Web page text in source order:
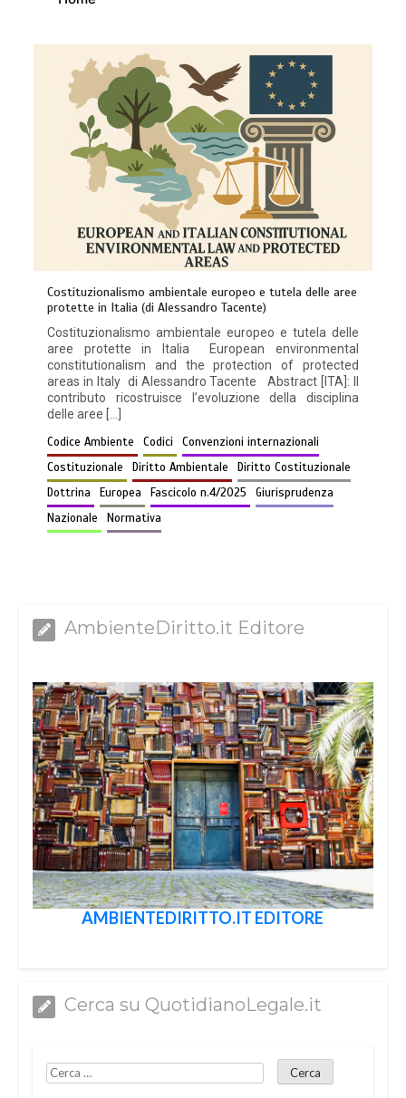
Costituzionalismo ambientale europeo e tutela delle aree
protette in Italia (di Alessandro Tacente)
Costituzionalismo ambientale europeo e tutela delle
aree protette in Italia European environmental
constitutionalism and the protection of protected
areas in Italy di Alessandro Tacente Abstract [ITA]: Il
contributo ricostruisce l’evoluzione della disciplina
delle aree […]
Codice Ambiente
Codici
Convenzioni internazionali
Costituzionale
Diritto Ambientale
Diritto Costituzionale
Dottrina
Europea Fascicolo n.4/2025
Giurisprudenza
Nazionale
Normativa
AmbienteDiritto.it Editore
AMBIENTEDIRITTO.IT EDITORE
Cerca su QuotidianoLegale.it